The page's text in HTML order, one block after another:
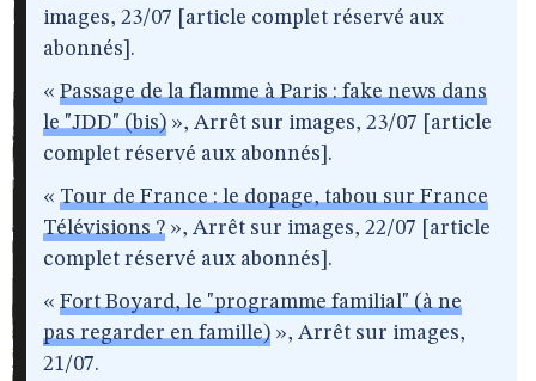
images, 23/07 [article complet réservé aux
abonnés].
« Passage de la flamme à Paris : fake news dans
le "JDD" (bis) », Arrêt sur images, 23/07 [article
complet réservé aux abonnés].
« Tour de France : le dopage, tabou sur France
Télévisions ? », Arrêt sur images, 22/07 [article
complet réservé aux abonnés].
« Fort Boyard, le "programme familial" (à ne
pas regarder en famille) », Arrêt sur images,
21/07.